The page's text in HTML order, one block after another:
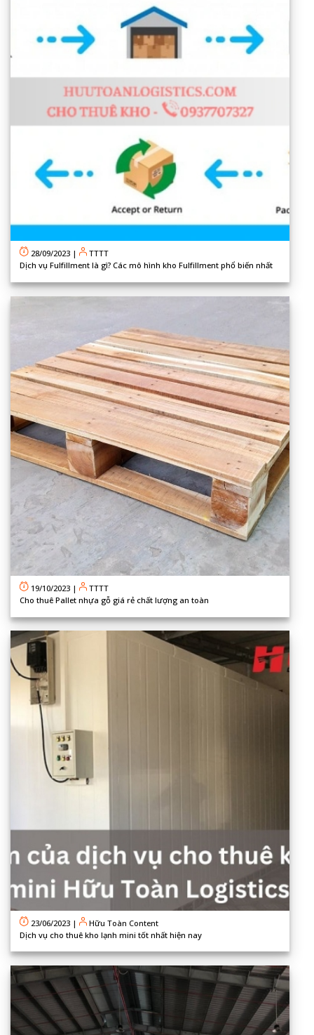
28/09/2023 |
TTTT
Dịch vụ Fulfillment là gì? Các mô hình kho Fulfillment phổ biến nhất
19/10/2023 |
TTTT
Cho thuê Pallet nhựa gỗ giá rẻ chất lượng an toàn
23/06/2023 |
Hữu Toàn Content
Dịch vụ cho thuê kho lạnh mini tốt nhất hiện nay